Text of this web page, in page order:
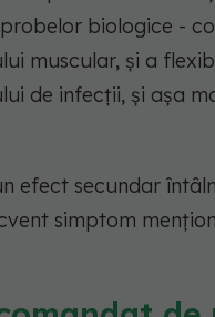
biologice -
muscular, și a
de infecții, și așa
efect secundar
simptom